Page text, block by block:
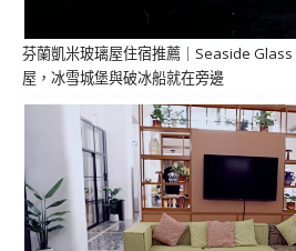
芬蘭凱米玻璃屋住宿推薦｜Seaside
屋，冰雪城堡與破冰船就在旁邊